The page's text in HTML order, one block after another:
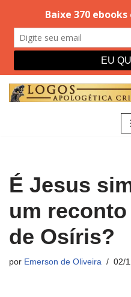
É Jesus
um
de Osíris?
por Emerson de Oliveira 02/